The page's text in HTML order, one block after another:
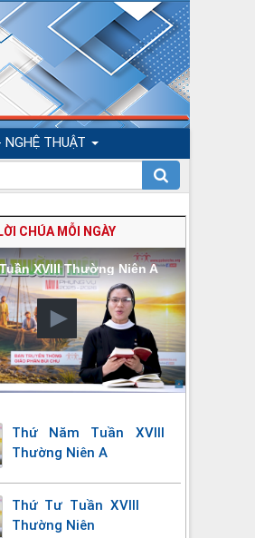
THUẬT
CHÚA MỖI NGÀY
XVIII Thường Niên A
Thứ Năm Tuần XVIII
Thường Niên A
Thứ Tư Tuần XVIII
Thường Niên